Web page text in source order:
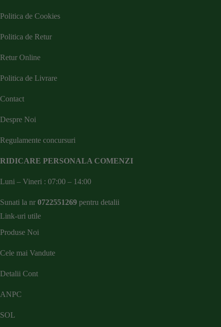
Politica de Cookies
Politica de Retur
Retur Online
Politica de Livrare
Contact
Despre Noi
Regulamente concursuri
RIDICARE PERSONALA COMENZI
Luni – Vineri : 07:00 – 14:00
Sunati la nr 0722551269 pentru detalii
Link-uri utile
Produse Noi
Cele mai Vandute
Detalii Cont
ANPC
SOL